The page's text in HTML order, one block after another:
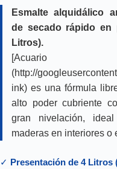
precios:
desde
Esmalte alquidálico
de secado rápido en
Litros).
[Acuario
(http://
ink) es una fórmula
alto poder cubriente
gran nivelación,
maderas en interiores o
✓ Presentación de 4 Litros